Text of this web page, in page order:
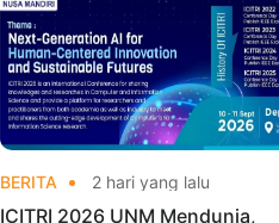
BERITA 2 hari yang lalu
ICITRI 2026 UNM Mendunia,